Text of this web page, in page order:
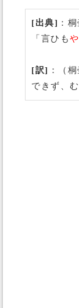
[出典] ：
「言ひも
[訳] ：（
できず、